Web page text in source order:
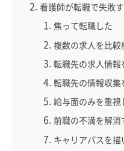
看護師が転職で失敗
焦って転職した
複数の求人を比較
転職先の求人情
転職先の情報収
給与面のみを重視
前職の不満を解
キャリアパスを描